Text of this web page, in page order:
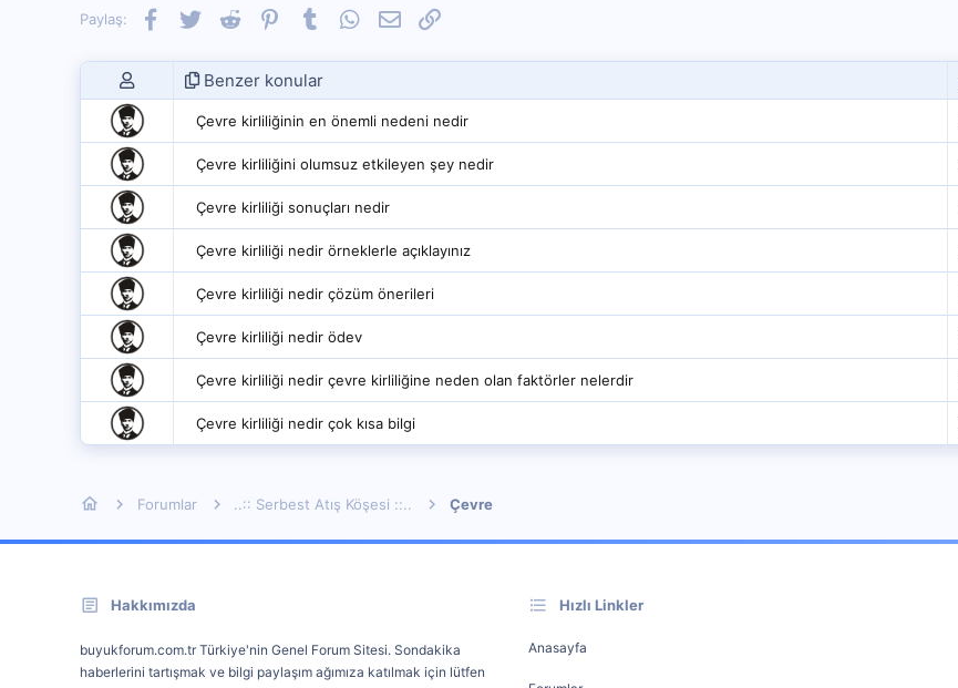
Paylaş: Facebook
TwitterReddit PinterestTumblrWhatsApp
E-postaLink
Benzer konular
Çevre kirliliğinin en önemli nedeni nedir
Çevre kirliliğini olumsuz etkileyen şey nedir
Çevre kirliliği sonuçları nedir
Çevre kirliliği nedir örneklerle açıklayınız
Çevre kirliliği nedir çözüm önerileri
Çevre kirliliği nedir ödev
Çevre kirliliği nedir çevre kirliliğine neden olan faktörler nelerdir
Çevre kirliliği nedir çok kısa bilgi
Forumlar ..:: Serbest Atış Köşesi ::.. Çevre
Hakkımızda
buyukforum.com.tr Türkiye'nin Genel Forum Sitesi. Sondakika
haberlerini tartışmak ve bilgi paylaşım ağımıza katılmak için lütfen
Hızlı Linkler
Anasayfa